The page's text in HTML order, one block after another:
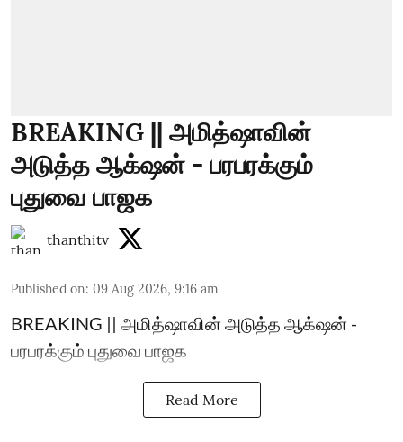
BREAKING || அமித்ஷாவின்
அடுத்த ஆக்‌ஷன் - பரபரக்கும்
புதுவை பாஜக
thanthitv
Published on: 09 Aug 2026, 9:16 am
BREAKING || அமித்ஷாவின் அடுத்த ஆக்‌ஷன் -
பரபரக்கும் புதுவை பாஜக
Read More